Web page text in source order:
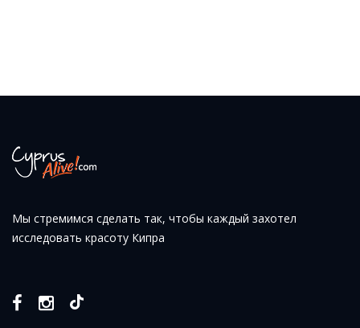
Мы стремимся сделать так, чтобы каждый захотел
исследовать красоту Кипра